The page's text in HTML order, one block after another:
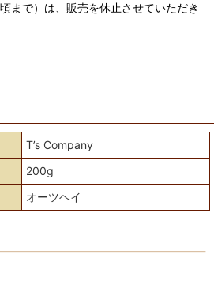
まで）は、販売を休止させていただき
T’s Company
200g
オーツヘイ